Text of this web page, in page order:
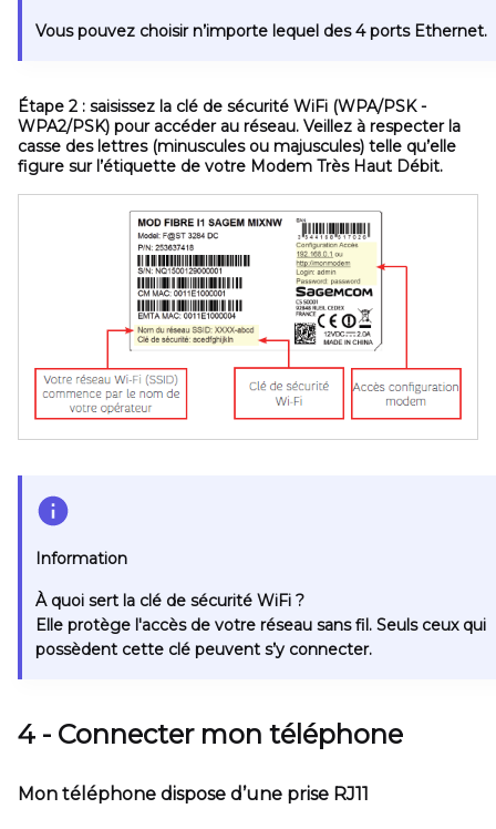
Vous pouvez choisir n’importe lequel des 4 ports Ethernet.
Étape 2 : saisissez la clé de sécurité WiFi (WPA/PSK -
WPA2/PSK) pour accéder au réseau. Veillez à respecter la
casse des lettres (minuscules ou majuscules) telle qu’elle
figure sur l’étiquette de votre Modem Très Haut Débit.
Information
À quoi sert la clé de sécurité WiFi ?
Elle protège l'accès de votre réseau sans fil. Seuls ceux qui
possèdent cette clé peuvent s’y connecter.
4 - Connecter mon téléphone
Mon téléphone dispose d’une prise RJ11